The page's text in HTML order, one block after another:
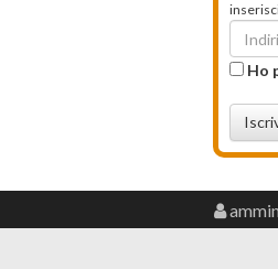
Ho